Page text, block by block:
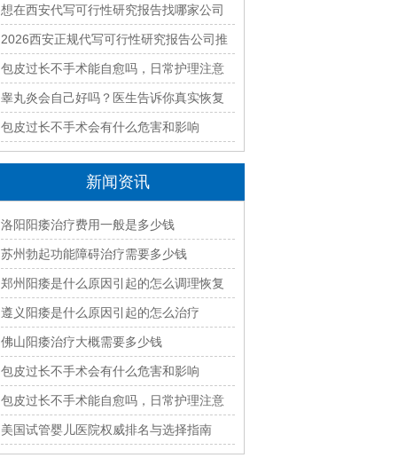
最新排名与收费标准全面解析
想在西安代写可行性研究报告找哪家公司
好？2026本地靠谱机构精选指南
2026西安正规代写可行性研究报告公司推
荐｜本地专业编制团队快速出稿
包皮过长不手术能自愈吗，日常护理注意
什么
睾丸炎会自己好吗？医生告诉你真实恢复
过程
包皮过长不手术会有什么危害和影响
新闻资讯
洛阳阳痿治疗费用一般是多少钱
苏州勃起功能障碍治疗需要多少钱
郑州阳痿是什么原因引起的怎么调理恢复
遵义阳痿是什么原因引起的怎么治疗
佛山阳痿治疗大概需要多少钱
包皮过长不手术会有什么危害和影响
包皮过长不手术能自愈吗，日常护理注意
什么
美国试管婴儿医院权威排名与选择指南